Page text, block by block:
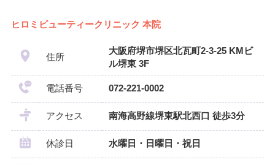
ヒロミビューティークリニック 本院
住所
大阪府堺市堺区北瓦町2-3-25 KMビ
ル堺東 3F
電話番号 072-221-0002
アクセス 南海高野線堺東駅北西口 徒歩3分
休診日 水曜日・日曜日・祝日